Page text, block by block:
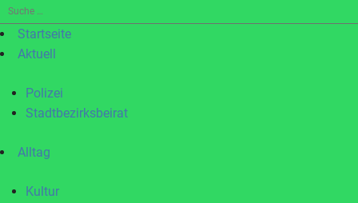
Suche
nach:Startseite
Aktuell
Polizei
Stadtbezirksbeirat
Alltag
Kultur